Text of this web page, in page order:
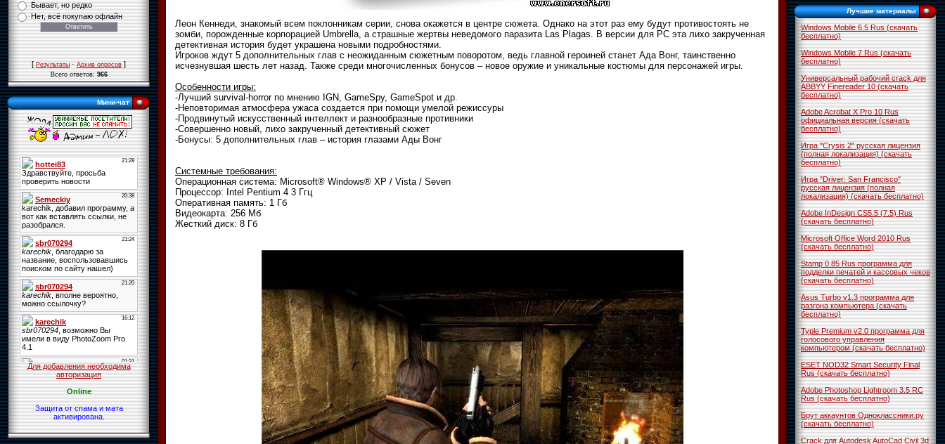
Бывает, но редко
Нет, всё покупаю офлайн
[Результаты·Архив опросов]
Всего ответов:966
Мини-чат
Для добавления необходима
авторизация
Online
Защита от спама и мата
активирована.
Леон Кеннеди, знакомый всем поклонникам серии, снова окажется в центре сюжета. Однако на этот раз ему будут противостоять не
зомби, порожденные корпорацией Umbrella, а страшные жертвы неведомого паразита Las Plagas. В версии для PC эта лихо закрученная
детективная история будет украшена новыми подробностями.
Игроков ждут 5 дополнительных глав с неожиданным сюжетным поворотом, ведь главной героиней станет Ада Вонг, таинственно
исчезнувшая шесть лет назад. Также среди многочисленных бонусов – новое оружие и уникальные костюмы для персонажей игры.
Особенности игры:
-Лучший survival-horror по мнению IGN, GameSpy, GameSpot и др.
-Неповторимая атмосфера ужаса создается при помощи умелой режиссуры
-Продвинутый искусственный интеллект и разнообразные противники
-Совершенно новый, лихо закрученный детективный сюжет
-Бонусы: 5 дополнительных глав – история глазами Ады Вонг
Системные требования:
Операционная система: Microsoft® Windows® XP / Vista / Seven
Процессор: Intel Pentium 4 3 Ггц
Оперативная память: 1 Гб
Видеокарта: 256 Мб
Жесткий диск: 8 Гб
Лучшие материалы
Windows Mobile 6.5 Rus (скачать
бесплатно)
Windows Mobile 7 Rus (скачать
бесплатно)
Универсальный рабочий crack для
ABBYY Finereader 10 (скачать
бесплатно)
Adobe Acrobat X Pro 10 Rus
официальная версия (скачать
бесплатно)
Игра "Crysis 2" русская лицензия
(полная локализация) (скачать
бесплатно)
Игра "Driver: San Francisco"
русская лицензия (полная
локализация) (скачать бесплатно)
Adobe InDesign CS5.5 (7.5) Rus
(скачать бесплатно)
Microsoft Office Word 2010 Rus
(скачать бесплатно)
Stamp 0.85 Rus программа для
подделки печатей и кассовых чеков
(скачать бесплатно)
Asus Turbo v1.3 программа для
разгона компьютера (скачать
бесплатно)
Typle Premium v2.0 программа для
голосового управления
компьютером (скачать бесплатно)
ESET NOD32 Smart Security Final
Rus (скачать бесплатно)
Adobe Photoshop Lightroom 3.5 RC
Rus (скачать бесплатно)
Брут аккаунтов Одноклассники.ру
(скачать бесплатно)
Crack для Autodesk AutoCad Civil 3d